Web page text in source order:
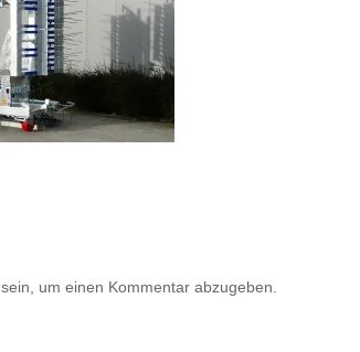
sein, um einen Kommentar abzugeben.